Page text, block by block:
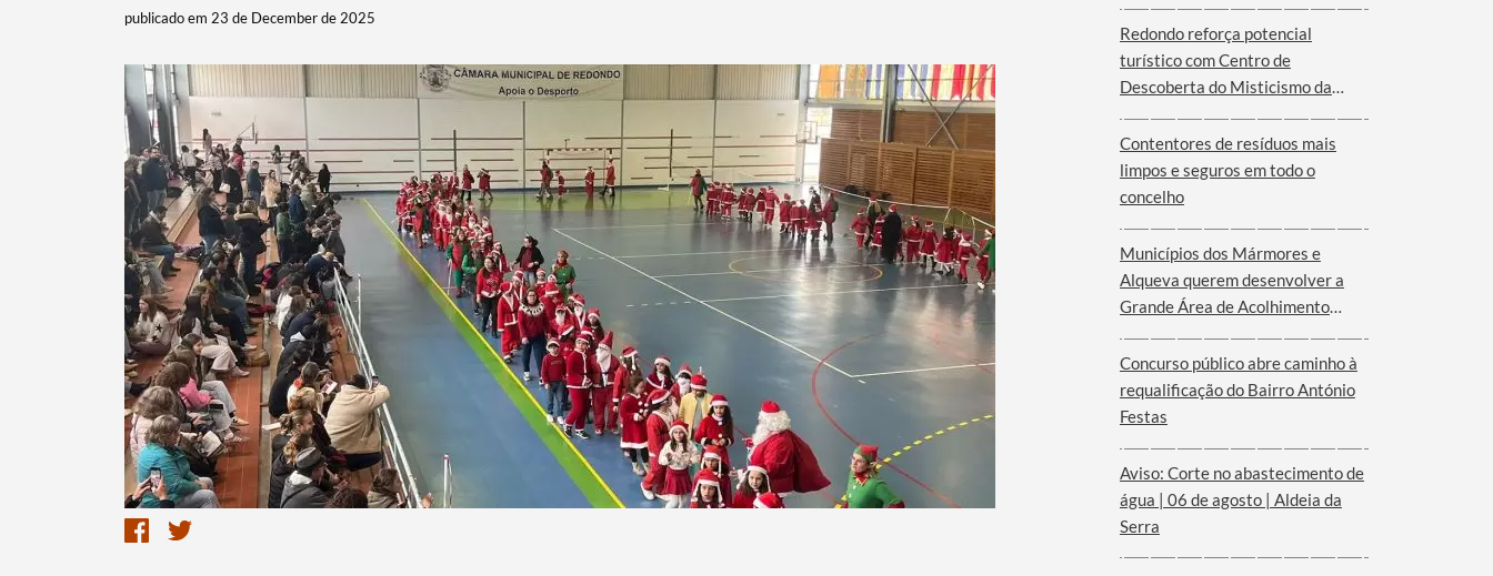
Termo de Pesquisa
Categorias gerais
publicado em 23 de December de 2025
Redondo reforça potencial
turístico com Centro de
Descoberta do Misticismo da
Contentores de resíduos mais
limpos e seguros em todo o
concelho
Municípios dos Mármores e
Alqueva querem desenvolver a
Grande Área de Acolhimento
Governo para o Interior do
Alentejo
Concurso público abre caminho à
requalificação do Bairro António
Festas
Aviso: Corte no abastecimento de
água | 06 de agosto | Aldeia da
Serra